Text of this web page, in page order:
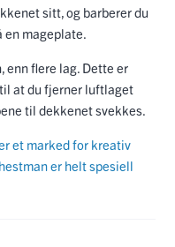
sitt, og barberer du
en mageplate.
enn flere lag. Dette er
at du fjerner luftlaget
til dekkenet svekkes.
et marked for kreativ
er helt spesiell